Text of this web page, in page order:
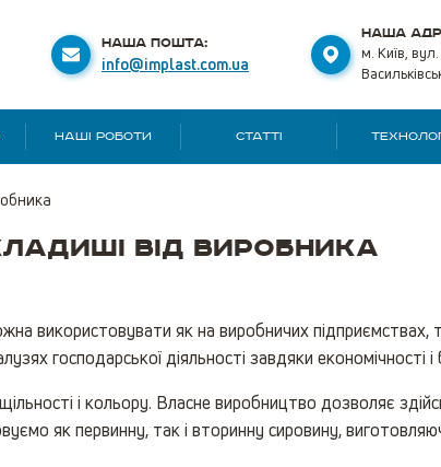
НАША ПОШТА:
info@implast.com.ua
НАША
м. Київ,
НАШІ РОБОТИ СТАТТІ
від виробника
використовувати як на виробничих підприємствах,
господарської діяльності завдяки економічності
і кольору. Власне виробництво дозволяє
як первинну, так і вторинну сировину,